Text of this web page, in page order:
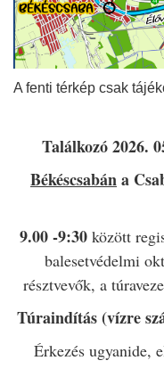
A fenti térkép csak
Találkozó 2026.
Békéscsabána
9.00 -9:30 között
balesetvédelmi
résztvevők, a
Túraindítás (vízre
Érkezés ugyanide,